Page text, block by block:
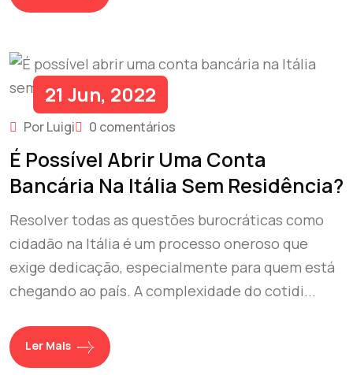
21 Jun, 2022
Por Luigi 0 comentários
É Possível Abrir Uma Conta
Bancária Na Itália Sem Residência?
Resolver todas as questões burocráticas como
cidadão na Itália é um processo oneroso que
exige dedicação, especialmente para quem está
chegando ao país. A complexidade do cotidi...
Ler Mais